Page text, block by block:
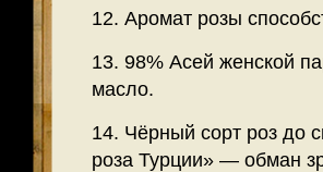
12. Аромат розы
13. 98% Асей женской
масло.
14. Чёрный сорт роз до
роза Турции» — обман